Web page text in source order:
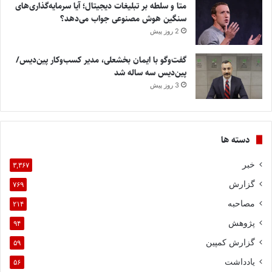
متا و سلطه بر تبلیغات دیجیتال؛ آیا سرمایه‌گذاری‌های
سنگین هوش مصنوعی جواب می‌دهد؟
2 روز پیش
گفت‌وگو با ایمان بخشعلی، مدیر کسب‌وکار پین‌دیس/
پین‌دیس سه ساله شد
3 روز پیش
دسته ها
خبر ۳,۳۶۷
گزارش ۷۶۹
مصاحبه ۲۱۴
پژوهش ۹۴
گزارش کمپین ۵۹
یادداشت ۵۶